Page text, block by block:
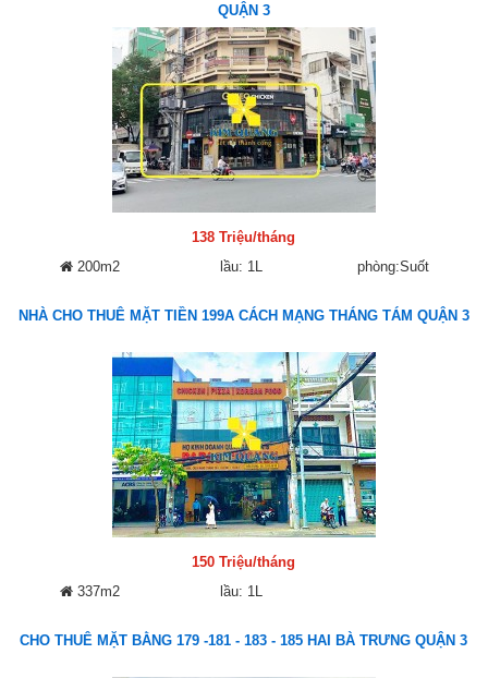
QUẬN 3
138 Triệu/tháng
200m2
lầu: 1L phòng:Suốt
NHÀ CHO THUÊ MẶT TIỀN 199A CÁCH MẠNG THÁNG TÁM QUẬN 3
150 Triệu/tháng
337m2
lầu: 1L
CHO THUÊ MẶT BẰNG 179 -181 - 183 - 185 HAI BÀ TRƯNG QUẬN 3